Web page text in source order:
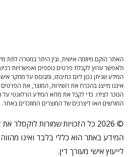
האתר הוקם מיוזמה אישית, ובין היתר במטרה לתת
ולאפשר ערוץ לקבלת פרטים נוספים ואפשרויות
המידע שניתן נכון ליום כתיבתו, ומבוסס על מחקר
איננו מייצג בהכרח את השירות, המוצר, את
הנזכר לצידו. כדי לקבל את מלוא המידע הרלוונטי
המורשים ו/או ליצרנים של המוצרים המוזכרים באתר.
© 2026 כל הזכויות שמורות לוקסלר את דוידוביץ'
המידע באתר הוא כללי בלבד ואינו
לייעוץ אישי מעורך דין.